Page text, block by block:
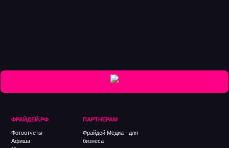
ФРАЙДЕЙ.РФ
Фотоотчеты
Афиша
ПАРТНЕРАМ
Фрайдей Медиа - для
бизнеса